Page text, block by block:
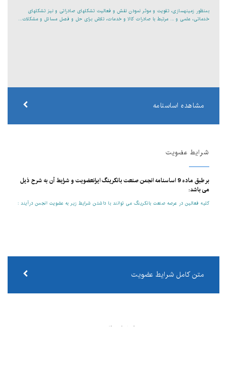
بمنظور زمینهسازی، تقویت و موثر نمودن نقش و فعالیت تشکلهای صادراتی و نیز تشکلهای
خدماتی، علمی و ... مرتبط با صادرات کالا و خدمات، تلاش برای حل و فصل مسائل و مشکلات...
مشاهده اساسنامه
شرایط عضویت
بر طبق ماده 9 اساسنامه انجمن صنعت بانکرینگ ایرانعضویت و شرایط آن به شرح ذیل
می باشد:
کلیه فعالین در عرصه صنعت بانکرینگ می توانند با داشتن شرایط زیر به عضویت انجمن درآیند :
متن کامل شرایط عضویت
اعضای انجمن